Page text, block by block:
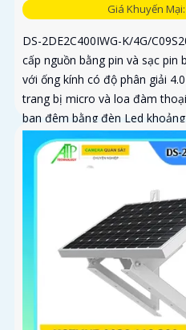
Giá Khuyến
DS-2DE2C400IWG-K/4G/
cấp nguồn bằng pin và sạc
với ống kính có độ phân giải
trang bị micro và loa đàm
ban đêm bằng đèn Led